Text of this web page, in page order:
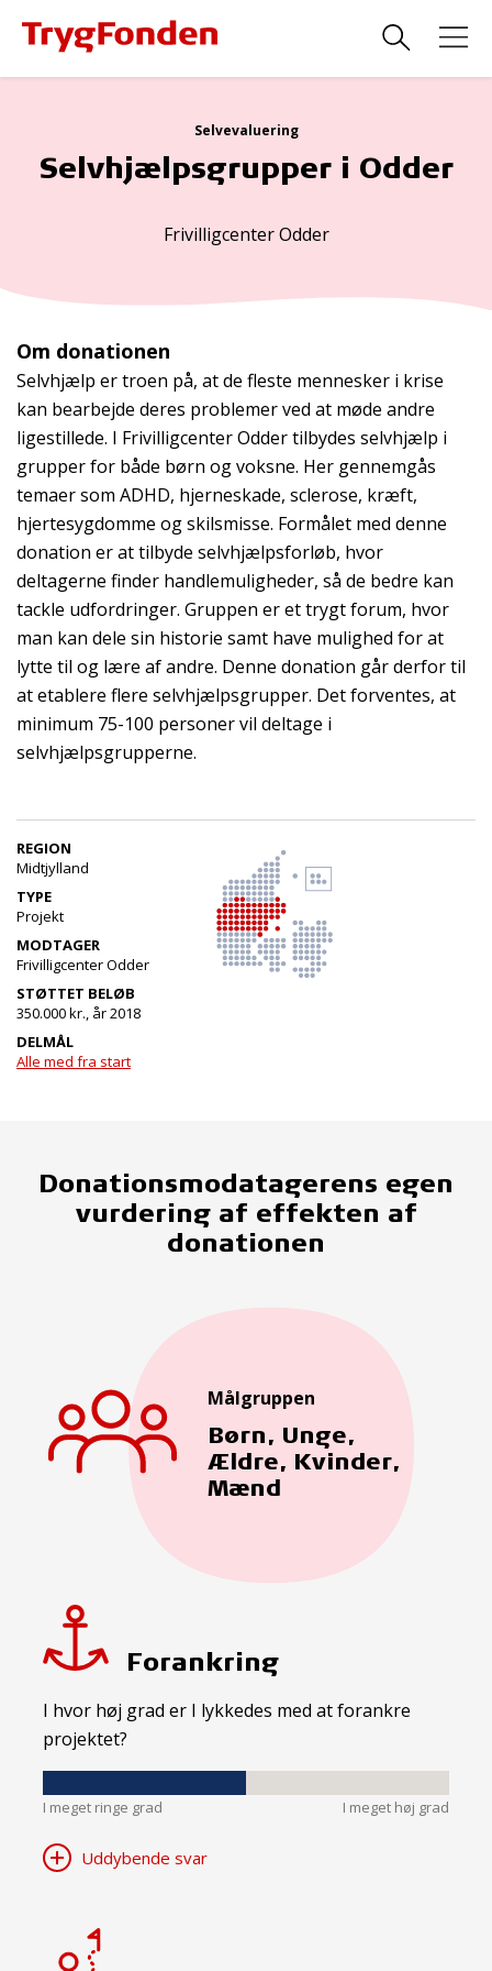
Selvevaluering
Selvhjælpsgrupper i Odder
Frivilligcenter Odder
Om donationen
Selvhjælp er troen på, at de fleste mennesker i krise
kan bearbejde deres problemer ved at møde andre
ligestillede. I Frivilligcenter Odder tilbydes selvhjælp i
grupper for både børn og voksne. Her gennemgås
temaer som ADHD, hjerneskade, sclerose, kræft,
hjertesygdomme og skilsmisse. Formålet med denne
donation er at tilbyde selvhjælpsforløb, hvor
deltagerne finder handlemuligheder, så de bedre kan
tackle udfordringer. Gruppen er et trygt forum, hvor
man kan dele sin historie samt have mulighed for at
lytte til og lære af andre. Denne donation går derfor til
at etablere flere selvhjælpsgrupper. Det forventes, at
minimum 75-100 personer vil deltage i
selvhjælpsgrupperne.
REGION
Midtjylland
TYPE
Projekt
MODTAGER
Frivilligcenter Odder
STØTTET BELØB
350.000 kr., år 2018
DELMÅL
Alle med fra start
Donationsmodatagerens egen
vurdering af effekten af
donationen
Målgruppen
Børn, Unge,
Ældre, Kvinder,
Mænd
Forankring
I hvor høj grad er I lykkedes med at forankre
projektet?
I meget ringe grad I meget høj grad
Uddybende svar